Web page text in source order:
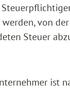
von
Steuer
ist